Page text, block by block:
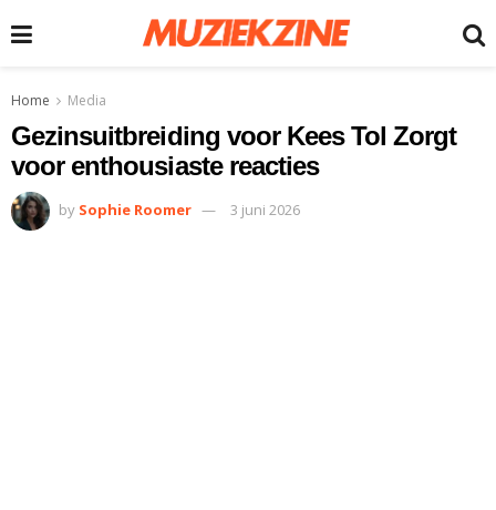
Home Media
Gezinsuitbreiding voor Kees Tol Zorgt
voor enthousiaste reacties
by Sophie Roomer 3 juni 2026